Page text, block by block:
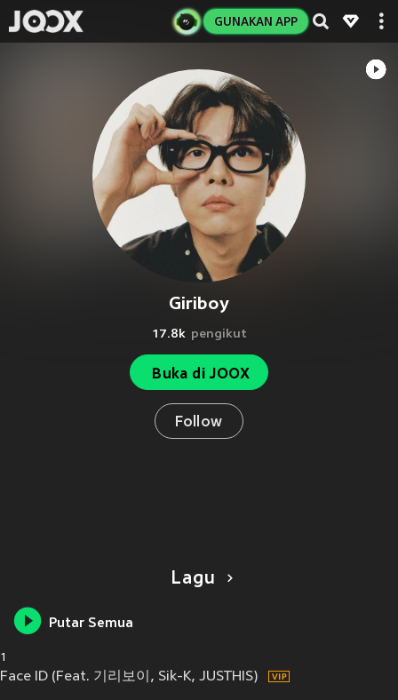
GUNAKAN APP
Giriboy
17.8k pengikut
Buka di JOOX
Follow
Lagu
Putar Semua
1
Face ID (Feat. 기리보이, Sik-K, JUSTHIS)